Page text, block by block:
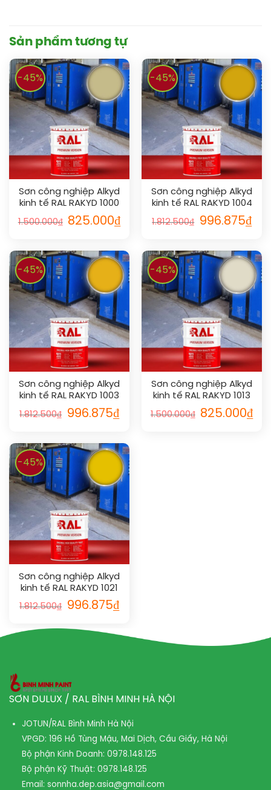
Sản phẩm tương tự
-45%
Sơn công nghiệp Alkyd
kinh tế RAL RAKYD 1000
1.500.000₫ 825.000₫
-45%
Sơn công nghiệp Alkyd
kinh tế RAL RAKYD 1004
1.812.500₫ 996.875₫
-45%
Sơn công nghiệp Alkyd
kinh tế RAL RAKYD 1003
1.812.500₫ 996.875₫
-45%
Sơn công nghiệp Alkyd
kinh tế RAL RAKYD 1013
1.500.000₫ 825.000₫
-45%
Sơn công nghiệp Alkyd
kinh tế RAL RAKYD 1021
1.812.500₫ 996.875₫
SƠN DULUX / RAL BÌNH MINH HÀ NỘI
JOTUN/RAL Bình Minh Hà Nội
VPGD: 196 Hồ Tùng Mậu, Mai Dịch, Cầu Giấy, Hà Nội
Bộ phận Kinh Doanh: 0978.148.125
Bộ phận Kỹ Thuật: 0978.148.125
Email: sonnha.dep.asia@gmail.com